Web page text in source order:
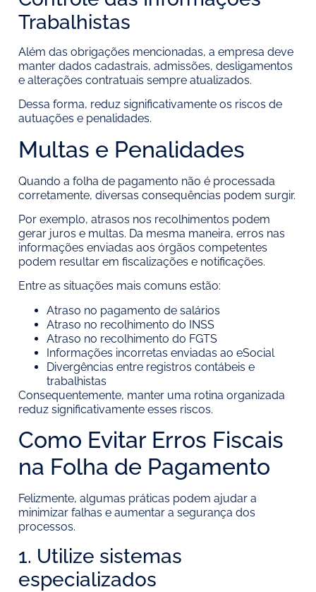
Trabalhistas
Além das obrigações mencionadas, a empresa deve
manter dados cadastrais, admissões, desligamentos
e alterações contratuais sempre atualizados.
Dessa forma, reduz significativamente os riscos de
autuações e penalidades.
Multas e Penalidades
Quando a folha de pagamento não é processada
corretamente, diversas consequências podem surgir.
Por exemplo, atrasos nos recolhimentos podem
gerar juros e multas. Da mesma maneira, erros nas
informações enviadas aos órgãos competentes
podem resultar em fiscalizações e notificações.
Entre as situações mais comuns estão:
Atraso no pagamento de salários
Atraso no recolhimento do INSS
Atraso no recolhimento do FGTS
Informações incorretas enviadas ao eSocial
Divergências entre registros contábeis e
trabalhistas
Consequentemente, manter uma rotina organizada
reduz significativamente esses riscos.
Como Evitar Erros Fiscais
na Folha de Pagamento
Felizmente, algumas práticas podem ajudar a
minimizar falhas e aumentar a segurança dos
processos.
1. Utilize sistemas
especializados